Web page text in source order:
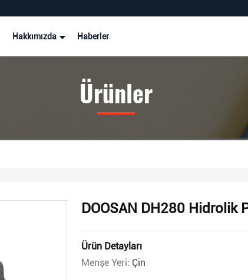
Hakkımızda Haberler
Ürünler
DOOSAN DH280 Hidrolik
Ürün Detayları
Menşe Yeri: Çin